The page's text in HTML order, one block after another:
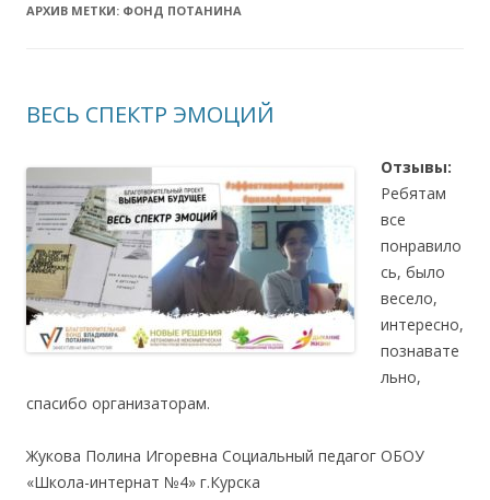
АРХИВ МЕТКИ: ФОНД ПОТАНИНА
ВЕСЬ СПЕКТР ЭМОЦИЙ
Отзывы:
Ребятам
все
понравило
сь, было
весело,
интересно,
познавате
льно,
спасибо организаторам.
Жукова Полина Игоревна Социальный педагог ОБОУ
«Школа-интернат №4» г.Курска